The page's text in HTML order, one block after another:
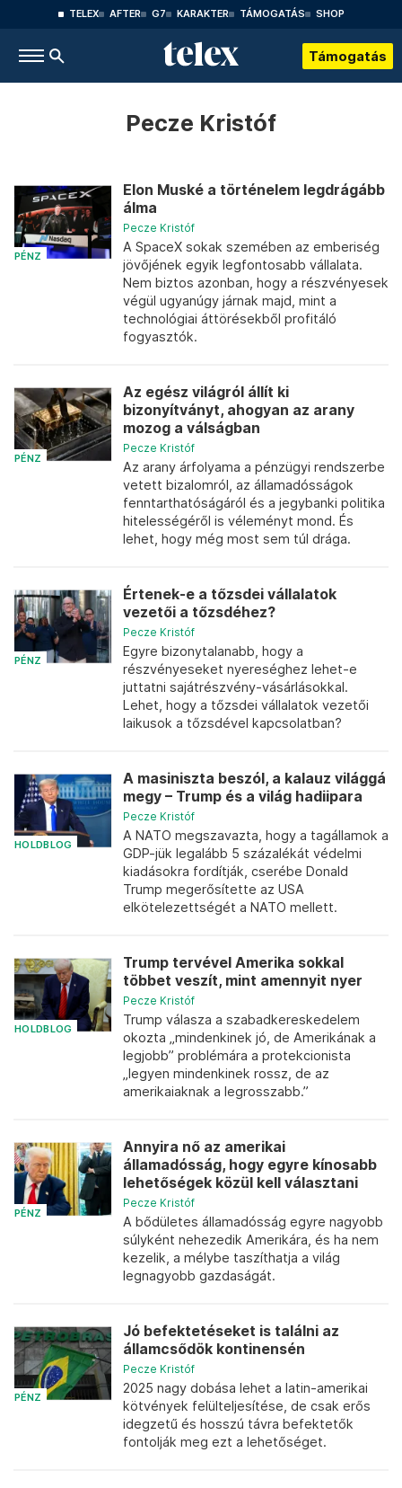
TELEX AFTER G7 KARAKTER TÁMOGATÁS SHOP
Támogatás
Pecze Kristóf
PÉNZ
Elon Muské a történelem legdrágább
álma
Pecze Kristóf
A SpaceX sokak szemében az emberiség
jövőjének egyik legfontosabb vállalata.
Nem biztos azonban, hogy a részvényesek
végül ugyanúgy járnak majd, mint a
technológiai áttörésekből profitáló
fogyasztók.
PÉNZ
Az egész világról állít ki
bizonyítványt, ahogyan az arany
mozog a válságban
Pecze Kristóf
Az arany árfolyama a pénzügyi rendszerbe
vetett bizalomról, az államadósságok
fenntarthatóságáról és a jegybanki politika
hitelességéről is véleményt mond. És
lehet, hogy még most sem túl drága.
PÉNZ
Értenek-e a tőzsdei vállalatok
vezetői a tőzsdéhez?
Pecze Kristóf
Egyre bizonytalanabb, hogy a
részvényeseket nyereséghez lehet-e
juttatni sajátrészvény-vásárlásokkal.
Lehet, hogy a tőzsdei vállalatok vezetői
laikusok a tőzsdével kapcsolatban?
HOLDBLOG
A masiniszta beszól, a kalauz világgá
megy – Trump és a világ hadiipara
Pecze Kristóf
A NATO megszavazta, hogy a tagállamok a
GDP-jük legalább 5 százalékát védelmi
kiadásokra fordítják, cserébe Donald
Trump megerősítette az USA
elkötelezettségét a NATO mellett.
HOLDBLOG
Trump tervével Amerika sokkal
többet veszít, mint amennyit nyer
Pecze Kristóf
Trump válasza a szabadkereskedelem
okozta „mindenkinek jó, de Amerikának a
legjobb” problémára a protekcionista
„legyen mindenkinek rossz, de az
amerikaiaknak a legrosszabb.”
PÉNZ
Annyira nő az amerikai
államadósság, hogy egyre kínosabb
lehetőségek közül kell választani
Pecze Kristóf
A bődületes államadósság egyre nagyobb
súlyként nehezedik Amerikára, és ha nem
kezelik, a mélybe taszíthatja a világ
legnagyobb gazdaságát.
PÉNZ
Jó befektetéseket is találni az
államcsődök kontinensén
Pecze Kristóf
2025 nagy dobása lehet a latin-amerikai
kötvények felülteljesítése, de csak erős
idegzetű és hosszú távra befektetők
fontolják meg ezt a lehetőséget.